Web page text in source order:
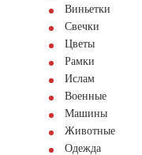
Виньетки
Свечки
Цветы
Рамки
Ислам
Военные
Машины
Животные
Одежда